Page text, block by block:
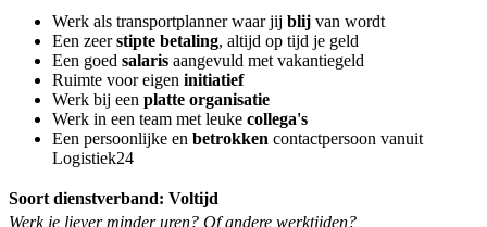
Werk als transportplanner waar jij blij van wordt
Een zeerstipte betaling, altijd op tijd je geld
Een goed salaris aangevuld met vakantiegeld
Ruimte voor eigen initiatief
Werk bij een platte organisatie
Werk in een team met leuke collega's
Een persoonlijke en betrokken contactpersoon vanuit
Logistiek24
Soort dienstverband: Voltijd
Werk je liever minder uren? Of andere werktijden?